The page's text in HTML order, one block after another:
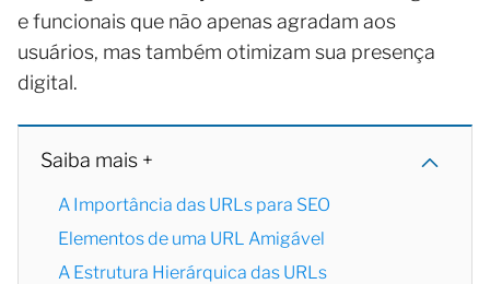
e funcionais que não apenas agradam aos
usuários, mas também otimizam sua presença
digital.
Saiba mais +
A Importância das URLs para SEO
Elementos de uma URL Amigável
A Estrutura Hierárquica das URLs